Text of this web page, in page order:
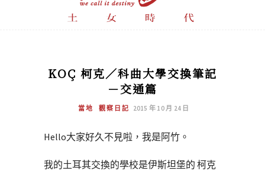
KOÇ 柯克／科曲大學交換筆記
－交通篇
當地 觀察日記 2015 年 10 月 24 日
Hello大家好久不見啦，我是阿竹。
我的土耳其交換的學校是伊斯坦堡的 柯克